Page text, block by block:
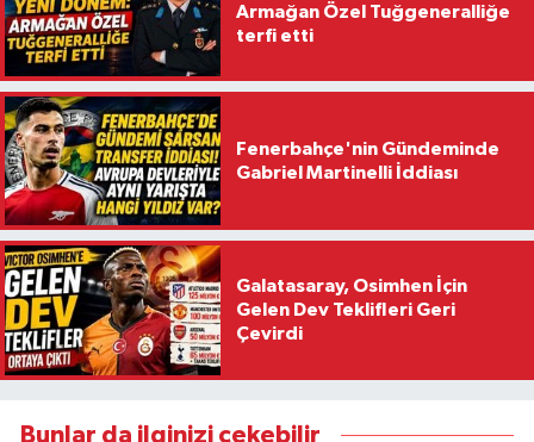
Armağan Özel Tuğgeneralliğe
terfi etti
Fenerbahçe'nin Gündeminde
Gabriel Martinelli İddiası
Galatasaray, Osimhen İçin
Gelen Dev Teklifleri Geri
Çevirdi
Bunlar da ilginizi çekebilir